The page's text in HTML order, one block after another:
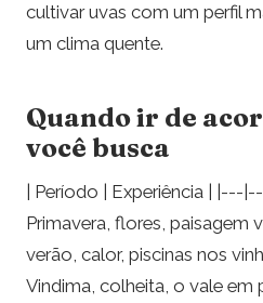
cultivar uvas com um perfil
um clima quente.
Quando ir de
você busca
| Período | Experiência | |---
Primavera, flores, paisagem
verão, calor, piscinas nos
Vindima, colheita, o vale em